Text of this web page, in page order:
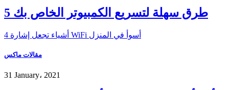
5 طرق سهلة لتسريع الكمبيوتر الخاص بك
4 أشياء تجعل إشارة WiFi أسوأ في المنزل
مقالات ماكس
31 January، 2021